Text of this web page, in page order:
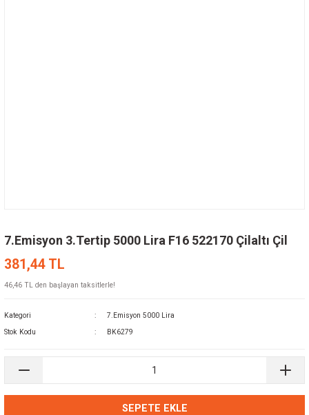
7.Emisyon 3.Tertip 5000 Lira F16 522170 Çilaltı Çil
381,44 TL
46,46 TL den başlayan taksitlerle!
Kategori 7.Emisyon 5000 Lira
Stok Kodu BK6279
SEPETE EKLE